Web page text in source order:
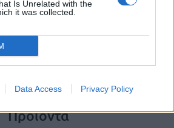
Is Unrelated with the
it was collected.
Data Access Privacy Policy
Ταυτότητα
Παρουσία
Ευθύνη
Σεμινάρια
Έκθεση Εικόνων
Προϊόντα